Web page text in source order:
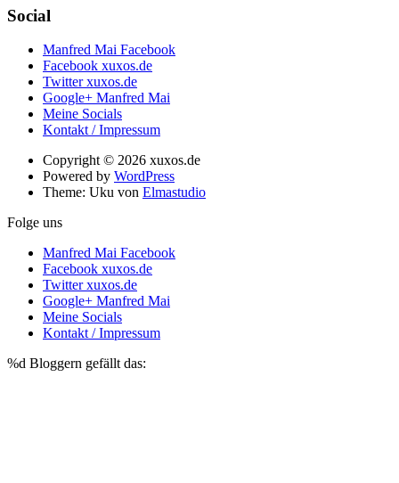
Social
Manfred Mai Facebook
Facebook xuxos.de
Twitter xuxos.de
Google+ Manfred Mai
Meine Socials
Kontakt / Impressum
Copyright © 2026 xuxos.de
Powered by WordPress
Theme: Uku von Elmastudio
Folge uns
Manfred Mai Facebook
Facebook xuxos.de
Twitter xuxos.de
Google+ Manfred Mai
Meine Socials
Kontakt / Impressum
%d Bloggern gefällt das: